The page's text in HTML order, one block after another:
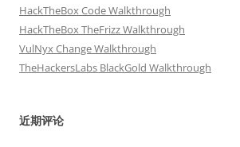
HackTheBox Code Walkthrough
HackTheBox TheFrizz Walkthrough
VulNyx Change Walkthrough
TheHackersLabs BlackGold Walkthrough
近期评论